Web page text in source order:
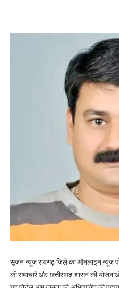
सृजन न्यूज रायगढ़ जिले का ऑनलाइन न्यूज
की समाचारें और छत्तीसगढ़ शासन की